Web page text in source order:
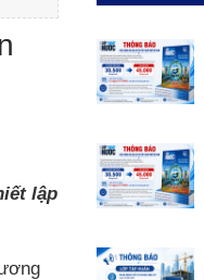
lập